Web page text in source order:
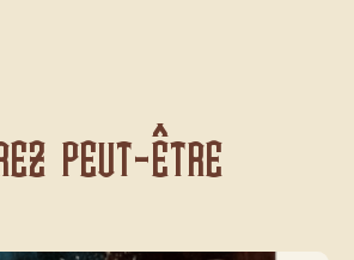
peut-être